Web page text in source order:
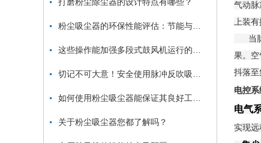
关于粉尘吸尘器您都了解吗？
气动
上装
当脉
果。
抖落至
电控系
电气
实现远